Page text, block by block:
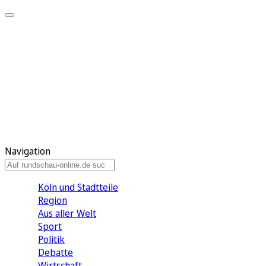
Navigation
Köln und Stadtteile
Region
Aus aller Welt
Sport
Politik
Debatte